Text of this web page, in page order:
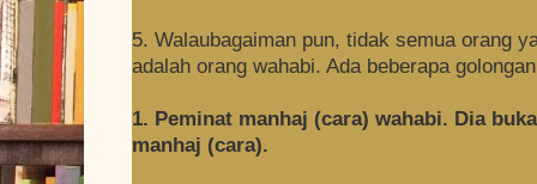
5. Walaubagaiman pun, tidak semua orang
adalah orang wahabi. Ada beberapa
1. Peminat manhaj (cara) wahabi. Dia
manhaj (cara).